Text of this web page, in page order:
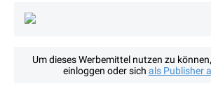
Um dieses Werbemittel nutzen zu
einloggen oder sich als Publisher